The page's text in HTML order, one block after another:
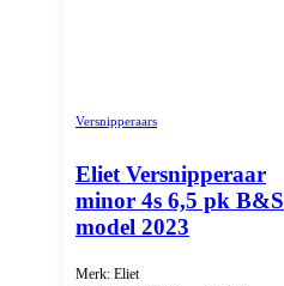
Versnipperaars
Eliet Versnipperaar
minor 4s 6,5 pk B&S
model 2023
Merk: Eliet